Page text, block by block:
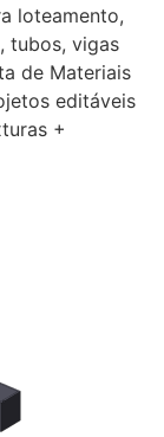
loteamento,
tubos, vigas
de Materiais
editáveis
+